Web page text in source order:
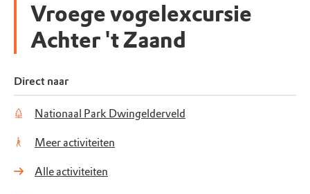
Vroege vogelexcursie
Achter 't Zaand
Direct naar
Nationaal Park Dwingelderveld
Meer activiteiten
Alle activiteiten